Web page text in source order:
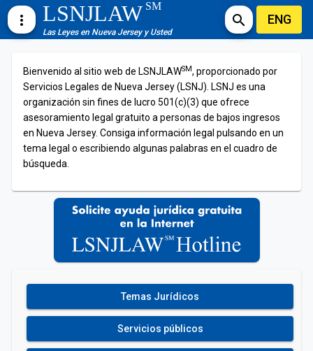
more_vert LSNJLAWSM
Las Leyes en Nueva Jersey y Usted
search ENG
Bienvenido al sitio web de LSNJLAWSM, proporcionado por
Servicios Legales de Nueva Jersey (LSNJ). LSNJ es una
organización sin fines de lucro 501(c)(3) que ofrece
asesoramiento legal gratuito a personas de bajos ingresos
en Nueva Jersey. Consiga información legal pulsando en un
tema legal o escribiendo algunas palabras en el cuadro de
búsqueda.
Temas Jurídicos
Servicios públicos